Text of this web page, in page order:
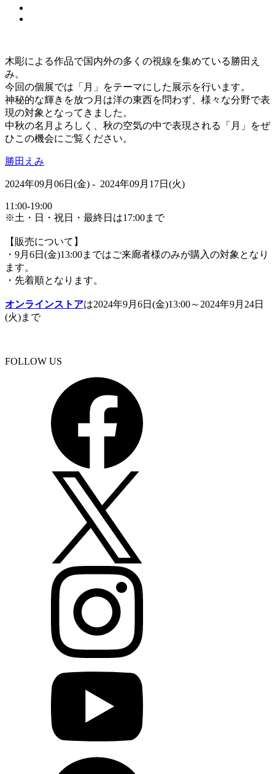
木彫による作品で国内外の多くの視線を集めている勝田え
み。
今回の個展では「月」をテーマにした展示を行います。
神秘的な輝きを放つ月は洋の東西を問わず、様々な分野で表
現の対象となってきました。
中秋の名月よろしく、秋の空気の中で表現される「月」をぜ
ひこの機会にご覧ください。
勝田えみ
2024年09月06日(金) - 2024年09月17日(火)
11:00-19:00
※土・日・祝日・最終日は17:00まで
【販売について】
・9月6日(金)13:00まではご来廊者様のみが購入の対象となり
ます。
・先着順となります。
オンラインストアは2024年9月6日(金)13:00～2024年9月24日
(火)まで
FOLLOW US